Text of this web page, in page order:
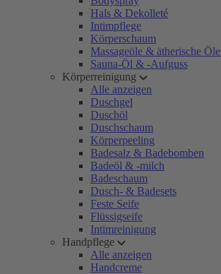
Hals & Dekolleté
Intimpflege
Körperschaum
Massageöle & ätherische Öle
Sauna-Öl & -Aufguss
Körperreinigung
Alle anzeigen
Duschgel
Duschöl
Duschschaum
Körperpeeling
Badesalz & Badebomben
Badeöl & -milch
Badeschaum
Dusch- & Badesets
Feste Seife
Flüssigseife
Intimreinigung
Handpflege
Alle anzeigen
Handcreme